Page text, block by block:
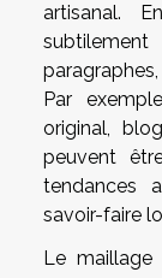
artisanal.
Par
original,
peuvent
tendances
savoir-faire
Le